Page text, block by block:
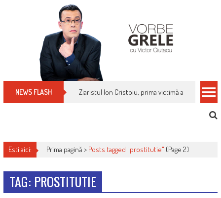
NEWS FLASH Ziaristul Ion Cristoiu, prima victimă a noi
Esti aici: Prima pagină > Posts tagged "prostitutie" (Page 2)
TAG: PROSTITUTIE